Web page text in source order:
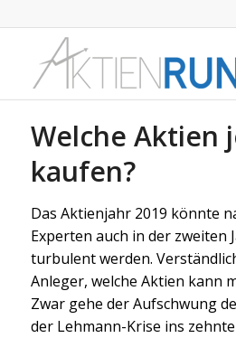
Welche Aktien
kaufen?
Das Aktienjahr 2019 könnte
Experten auch in der zweiten
turbulent werden.
Anleger, welche Aktien kann
Zwar gehe der Aufschwung
der Lehmann-Krise ins